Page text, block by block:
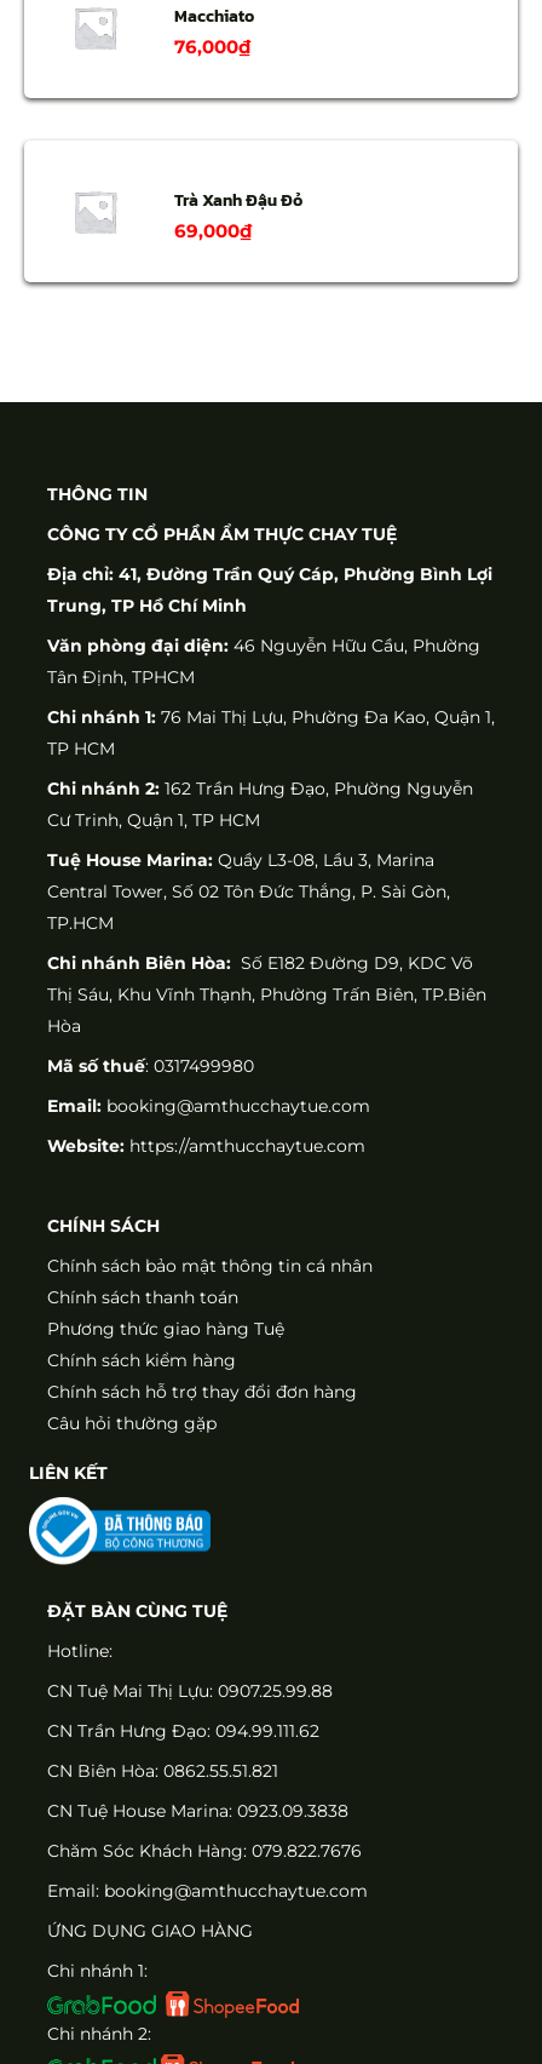
Macchiato
76,000₫
Trà Xanh Đậu Đỏ
69,000₫
THÔNG TIN
CÔNG TY CỔ PHẦN ẨM THỰC CHAY TUỆ
Địa chỉ: 41, Đường Trần Quý Cáp, Phường Bình Lợi
Trung, TP Hồ Chí Minh
Văn phòng đại diện: 46 Nguyễn Hữu Cầu, Phường
Tân Định, TPHCM
Chi nhánh 1: 76 Mai Thị Lựu, Phường Đa Kao, Quận 1,
TP HCM
Chi nhánh 2: 162 Trần Hưng Đạo, Phường Nguyễn
Cư Trinh, Quận 1, TP HCM
Tuệ House Marina: Quầy L3-08, Lầu 3, Marina
Central Tower, Số 02 Tôn Đức Thắng, P. Sài Gòn,
TP.HCM
Chi nhánh Biên Hòa: Số E182 Đường D9, KDC Võ
Thị Sáu, Khu Vĩnh Thạnh, Phường Trấn Biên, TP.Biên
Hòa
Mã số thuế: 0317499980
Email: booking@amthucchaytue.com
Website: https://amthucchaytue.com
CHÍNH SÁCH
Chính sách bảo mật thông tin cá nhân
Chính sách thanh toán
Phương thức giao hàng Tuệ
Chính sách kiểm hàng
Chính sách hỗ trợ thay đổi đơn hàng
Câu hỏi thường gặp
LIÊN KẾT
ĐẶT BÀN CÙNG TUỆ
Hotline:
CN Tuệ Mai Thị Lựu: 0907.25.99.88
CN Trần Hưng Đạo: 094.99.111.62
CN Biên Hòa: 0862.55.51.821
CN Tuệ House Marina: 0923.09.3838
Chăm Sóc Khách Hàng: 079.822.7676
Email: booking@amthucchaytue.com
ỨNG DỤNG GIAO HÀNG
Chi nhánh 1:
Chi nhánh 2: